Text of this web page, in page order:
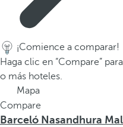
n
a
g
a
¡Comience a comparar!
Haga clic en “Compare”
o más hoteles.
Mapa
Compare
Barceló Nasandhura